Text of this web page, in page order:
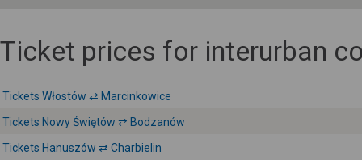
Ticket prices for interurban
Tickets Włostów ⇄ Marcinkowice
Tickets Nowy Świętów ⇄ Bodzanów
Tickets Hanuszów ⇄ Charbielin